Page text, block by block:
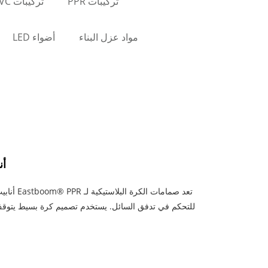
أضواء LED مواد عزل البناء
للتحكم في تدفق السائل. يستخدم تصميم كرة بسيط